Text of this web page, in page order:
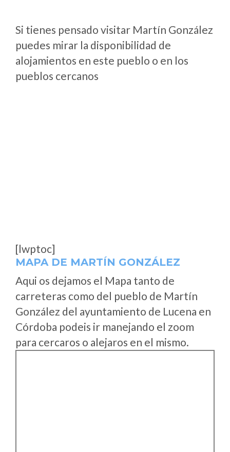
Si tienes pensado visitar Martín González
puedes mirar la disponibilidad de
alojamientos en este pueblo o en los
pueblos cercanos
[lwptoc]
MAPA DE MARTÍN GONZÁLEZ
Aqui os dejamos el Mapa tanto de
carreteras como del pueblo de Martín
González del ayuntamiento de Lucena en
Córdoba podeis ir manejando el zoom
para cercaros o alejaros en el mismo.